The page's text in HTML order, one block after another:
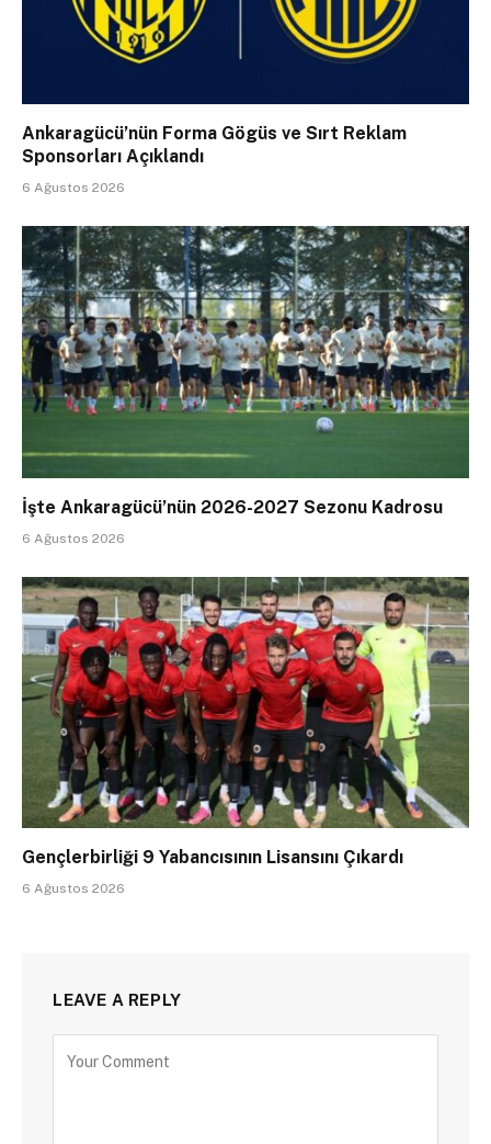
Ankaragücü’nün Forma Gögüs ve Sırt Reklam
Sponsorları Açıklandı
6 Ağustos 2026
İşte Ankaragücü’nün 2026-2027 Sezonu Kadrosu
6 Ağustos 2026
Gençlerbirliği 9 Yabancısının Lisansını Çıkardı
6 Ağustos 2026
LEAVE A REPLY